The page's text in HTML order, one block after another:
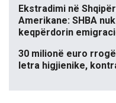
Ekstradimi në
Amerikane: SHBA
keqpërdorin
30 milionë euro
letra higjienike,